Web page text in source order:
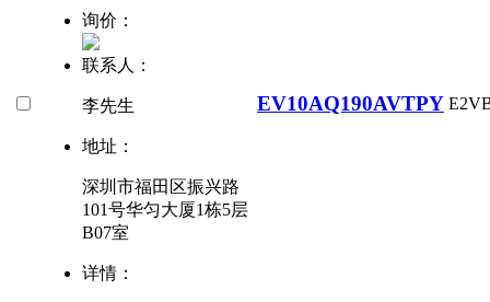
询价：
联系人：
李先生
地址：
深圳市福田区振兴路
101号华匀大厦1栋5层
B07室
详情：
EV10AQ190AVTPY E2V